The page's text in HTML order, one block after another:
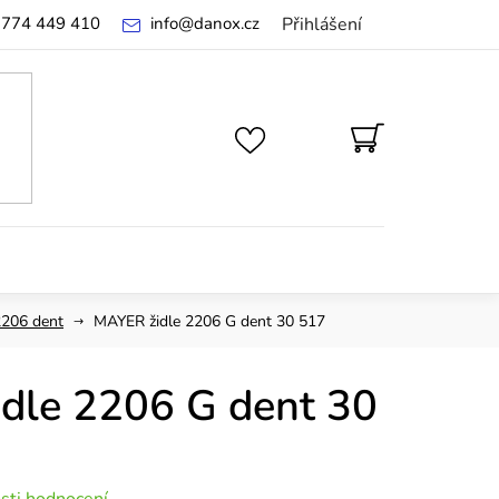
Přihlášení
info@danox.cz
449 410
NÁKUPNÍ
KOŠÍK
dent MAYER židle 2206 G dent 30 517
2206 G dent 30